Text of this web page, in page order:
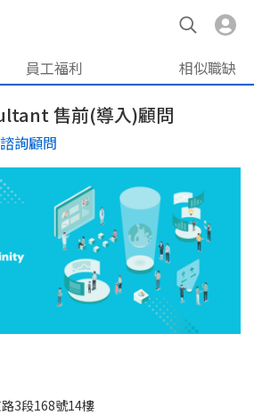
員工福利 相似職缺
售前(導入)顧問
詢顧問
3段168號14樓